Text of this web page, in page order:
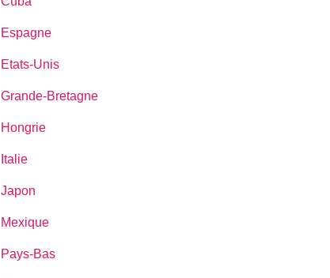
Espagne
Etats-Unis
Grande-Bretagne
Hongrie
Italie
Japon
Mexique
Pays-Bas